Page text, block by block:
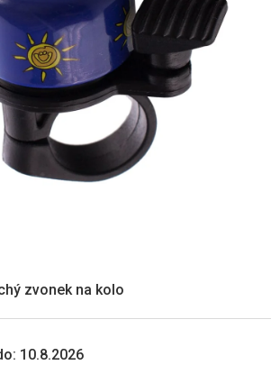
10.8.2026
zvonek na kolo